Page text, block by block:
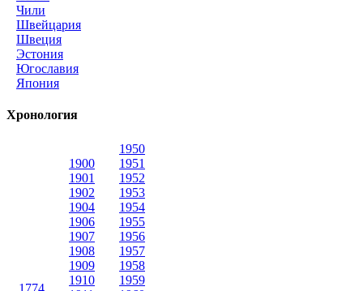
Чили
Швейцария
Швеция
Эстония
Югославия
Япония
Хронология
1774
1900
1901
1902
1904
1906
1907
1908
1909
1910
1950
1951
1952
1953
1954
1955
1956
1957
1958
1959